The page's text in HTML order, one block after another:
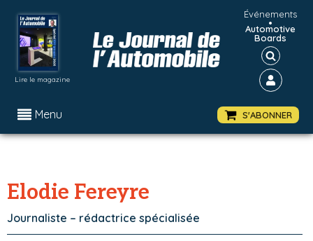
Lire le magazine
Événements
•
Automotive
Boards
Menu S'ABONNER
Elodie Fereyre
Journaliste – rédactrice spécialisée